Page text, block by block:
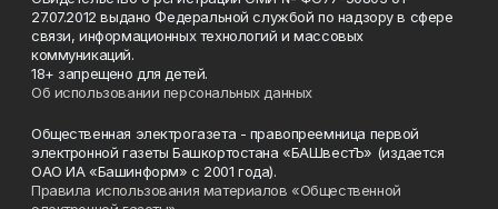
27.07.2012 выдано Федеральной службой по надзору в сфере
связи, информационных технологий и массовых
коммуникаций.
18+ запрещено для детей.
Об использовании персональных данных
Общественная электрогазета - правопреемница первой
электронной газеты Башкортостана «БАШвестЪ» (издается
ОАО ИА «Башинформ» с 2001 года).
Правила использования материалов «Общественной